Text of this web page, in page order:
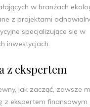
w branżach
z projektami
specjalizujące się w
inwestycjach.
z ekspertem
jak zacząć, zawsze
z ekspertem finansowym